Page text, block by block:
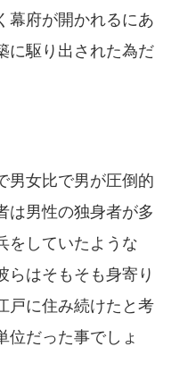
幕府が開かれるにあ
に駆り出された為だ
男女比で男が圧倒的
は男性の独身者が多
をしていたような
らはそもそも身寄り
戸に住み続けたと考
位だった事でしょ